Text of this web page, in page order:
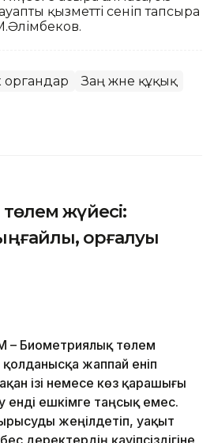
қызметті сеніп тапсыра
органдар Заң және құқық
жүйесі:
қорғалуы
– Биометриялық төлем
қолданысқа жаппай еніп
ізі немесе көз қарашығы
ешкімге таңсық емес.
жеңілдетіп, уақыт
деректердің қауіпсіздігіне